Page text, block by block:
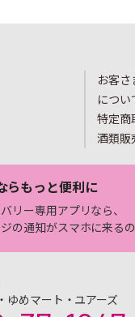
お客さ
につい
特定商
酒類販
らもっと便利に
リー専用アプリなら、
の通知がスマホに来る
ゆめマート・ユアーズ